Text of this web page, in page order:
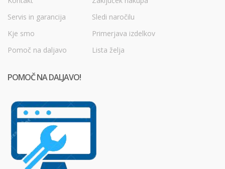
Servis in garancija
Kje smo
Pomoč na daljavo
Sledi naročilu
Primerjava izdelkov
Lista želja
POMOČ NA DALJAVO!